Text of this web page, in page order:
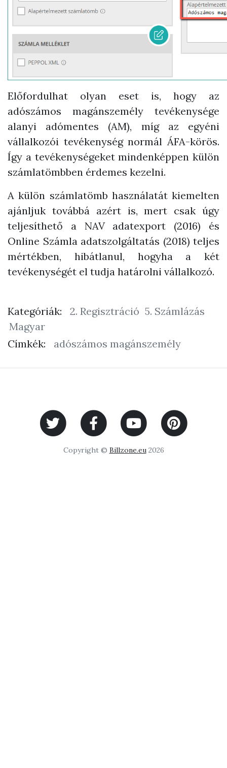
Előfordulhat olyan eset is, hogy az
adószámos magánszemély tevékenysége
alanyi adómentes (AM), míg az egyéni
vállalkozói tevékenység normál ÁFA-körös.
Így a tevékenységeket mindenképpen külön
számlatömbben érdemes kezelni.
A külön számlatömb használatát kiemelten
ajánljuk továbbá azért is, mert csak úgy
teljesíthető a NAV adatexport (2016) és
Online Számla adatszolgáltatás (2018) teljes
mértékben, hibátlanul, hogyha a két
tevékenységét el tudja határolni vállalkozó.
Kategóriák: 2. Regisztráció 5. Számlázás
Magyar
Címkék:
adószámos magánszemély
Copyright © Billzone.eu2026